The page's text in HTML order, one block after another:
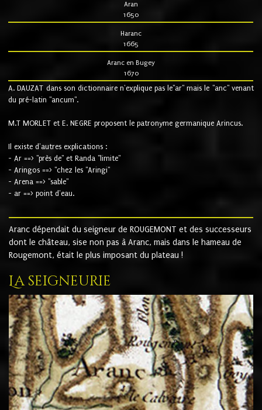
Aran
1650
Haranc
1665
Aranc en Bugey
1670
A. DAUZAT dans son dictionnaire n'explique pas le"ar" mais le "anc" venant
du pré-latin "ancum".
M.T MORLET et E. NEGRE proposent le patronyme germanique Arincus.
Il existe d'autres explications :
- Ar ==> "près de" et Randa "limite"
- Aringos ==> "chez les "Aringi"
- Arena ==> "sable"
- ar ==> point d'eau.
Aranc dépendait du seigneur de ROUGEMONT et des successeurs
dont le château, sise non pas à Aranc, mais dans le hameau de
Rougemont, était le plus imposant du plateau !
La seigneurie